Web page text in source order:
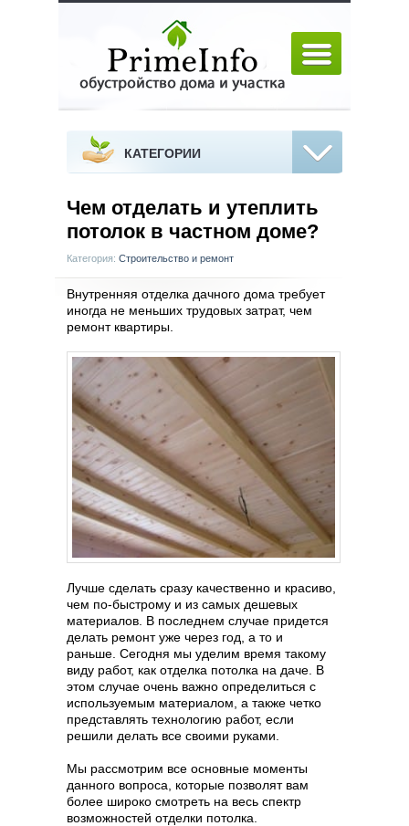
КАТЕГОРИИ
Чем отделать и утеплить
потолок в частном доме?
Категория: Строительство и ремонт
Внутренняя отделка дачного дома требует
иногда не меньших трудовых затрат, чем
ремонт квартиры.
Лучше сделать сразу качественно и красиво,
чем по-быстрому и из самых дешевых
материалов. В последнем случае придется
делать ремонт уже через год, а то и
раньше. Сегодня мы уделим время такому
виду работ, как отделка потолка на даче. В
этом случае очень важно определиться с
используемым материалом, а также четко
представлять технологию работ, если
решили делать все своими руками.
Мы рассмотрим все основные моменты
данного вопроса, которые позволят вам
более широко смотреть на весь спектр
возможностей отделки потолка.